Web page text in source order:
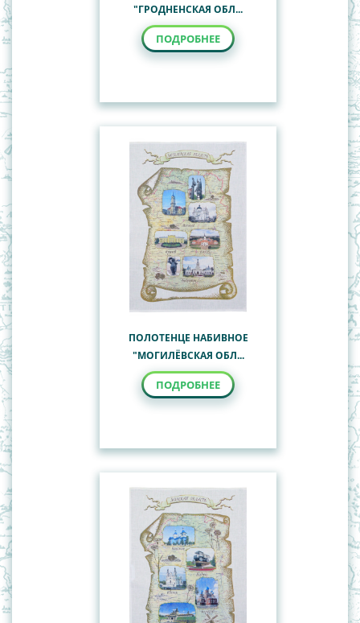
"ГРОДНЕНСКАЯ ОБЛ...
ПОДРОБНЕЕ
ПОЛОТЕНЦЕ НАБИВНОЕ
"МОГИЛЁВСКАЯ ОБЛ...
ПОДРОБНЕЕ